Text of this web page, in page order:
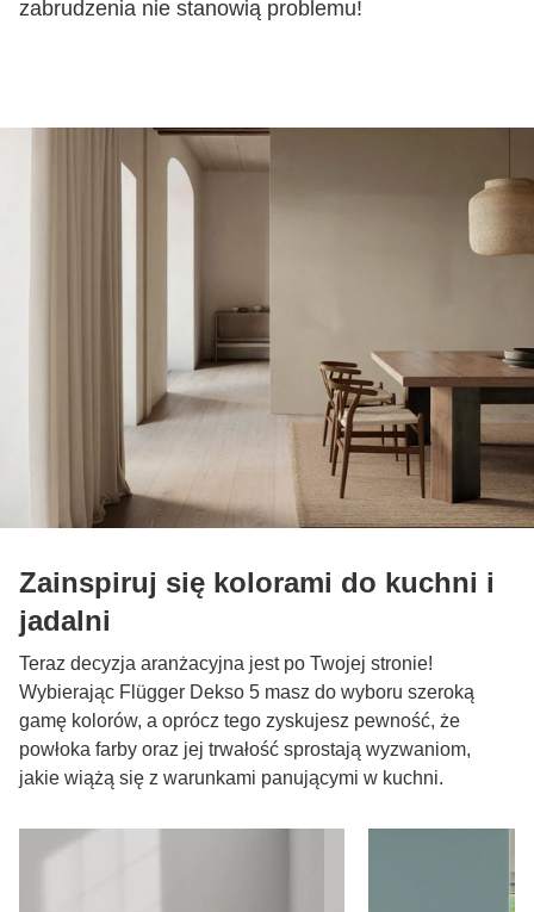
zabrudzenia nie stanowią problemu!
Zainspiruj się kolorami do kuchni i
jadalni
Teraz decyzja aranżacyjna jest po Twojej stronie!
Wybierając Flügger Dekso 5 masz do wyboru szeroką
gamę kolorów, a oprócz tego zyskujesz pewność, że
powłoka farby oraz jej trwałość sprostają wyzwaniom,
jakie wiążą się z warunkami panującymi w kuchni.